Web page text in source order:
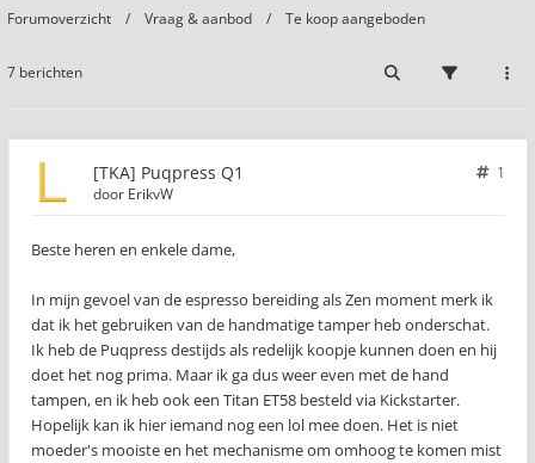
Forumoverzicht Vraag & aanbod Te koop aangeboden
7 berichten
[TKA] Puqpress Q1
1
door ErikvW
Beste heren en enkele dame,
In mijn gevoel van de espresso bereiding als Zen moment merk ik
dat ik het gebruiken van de handmatige tamper heb onderschat.
Ik heb de Puqpress destijds als redelijk koopje kunnen doen en hij
doet het nog prima. Maar ik ga dus weer even met de hand
tampen, en ik heb ook een Titan ET58 besteld via Kickstarter.
Hopelijk kan ik hier iemand nog een lol mee doen. Het is niet
moeder's mooiste en het mechanisme om omhoog te komen mist